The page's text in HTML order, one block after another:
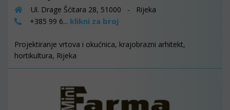
Ul. Drage Šćitara 28, 51000 - Rijeka
+385 99 6... klikni za broj
Projektiranje vrtova i okućnica, krajobrazni arhitekt,
hortikultura, Rijeka